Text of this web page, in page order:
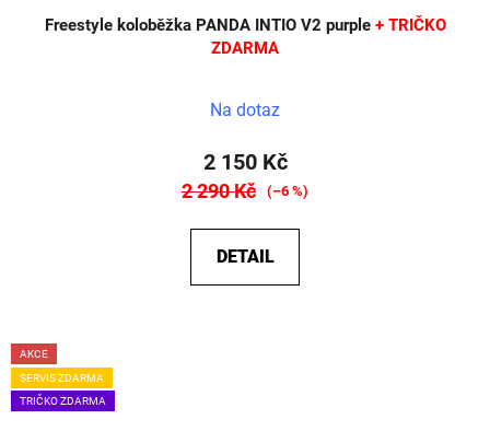
Freestyle koloběžka PANDA INTIO V2 purple + TRIČKO
ZDARMA
Na dotaz
2 150 Kč
2 290 Kč (–6 %)
DETAIL
AKCE
SERVIS ZDARMA
TRIČKO ZDARMA